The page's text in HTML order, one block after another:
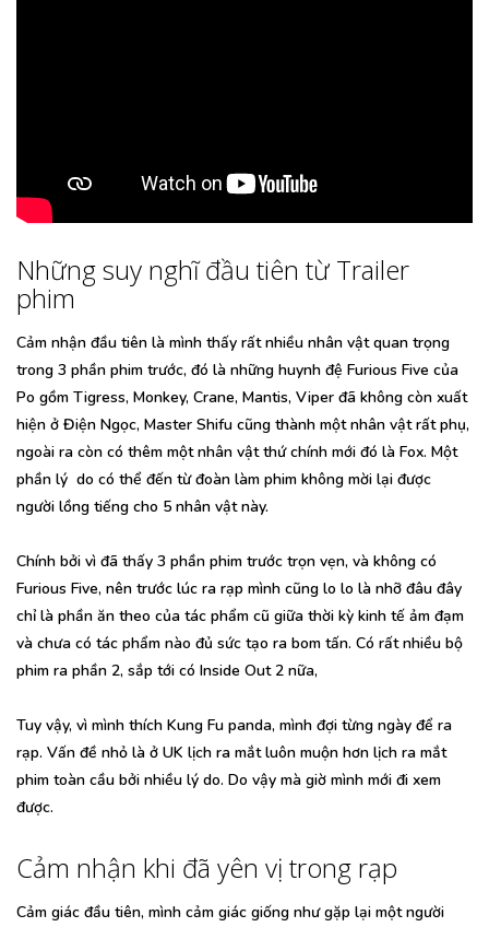
Những suy nghĩ đầu tiên từ Trailer
phim
Cảm nhận đầu tiên là mình thấy rất nhiều nhân vật quan trọng
trong 3 phần phim trước, đó là những huynh đệ Furious Five của
Po gồm Tigress, Monkey, Crane, Mantis, Viper đã không còn xuất
hiện ở Điện Ngọc, Master Shifu cũng thành một nhân vật rất phụ,
ngoài ra còn có thêm một nhân vật thứ chính mới đó là Fox. Một
phần lý do có thể đến từ đoàn làm phim không mời lại được
người lồng tiếng cho 5 nhân vật này.
Chính bởi vì đã thấy 3 phần phim trước trọn vẹn, và không có
Furious Five, nên trước lúc ra rạp mình cũng lo lo là nhỡ đâu đây
chỉ là phần ăn theo của tác phẩm cũ giữa thời kỳ kinh tế ảm đạm
và chưa có tác phẩm nào đủ sức tạo ra bom tấn. Có rất nhiều bộ
phim ra phần 2, sắp tới có Inside Out 2 nữa,
Tuy vậy, vì mình thích Kung Fu panda, mình đợi từng ngày để ra
rạp. Vấn đề nhỏ là ở UK lịch ra mắt luôn muộn hơn lịch ra mắt
phim toàn cầu bởi nhiều lý do. Do vậy mà giờ mình mới đi xem
được.
Cảm nhận khi đã yên vị trong rạp
Cảm giác đầu tiên, mình cảm giác giống như gặp lại một người